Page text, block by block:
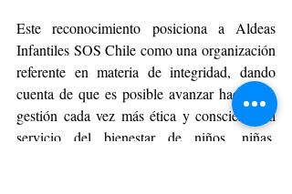
Este reconocimiento posiciona a Aldeas
Infantiles SOS Chile como una organización
referente en materia de integridad, dando
cuenta de que es posible avanzar hacia una
gestión cada vez más ética y consciente, al
servicio del bienestar de niños, niñas,